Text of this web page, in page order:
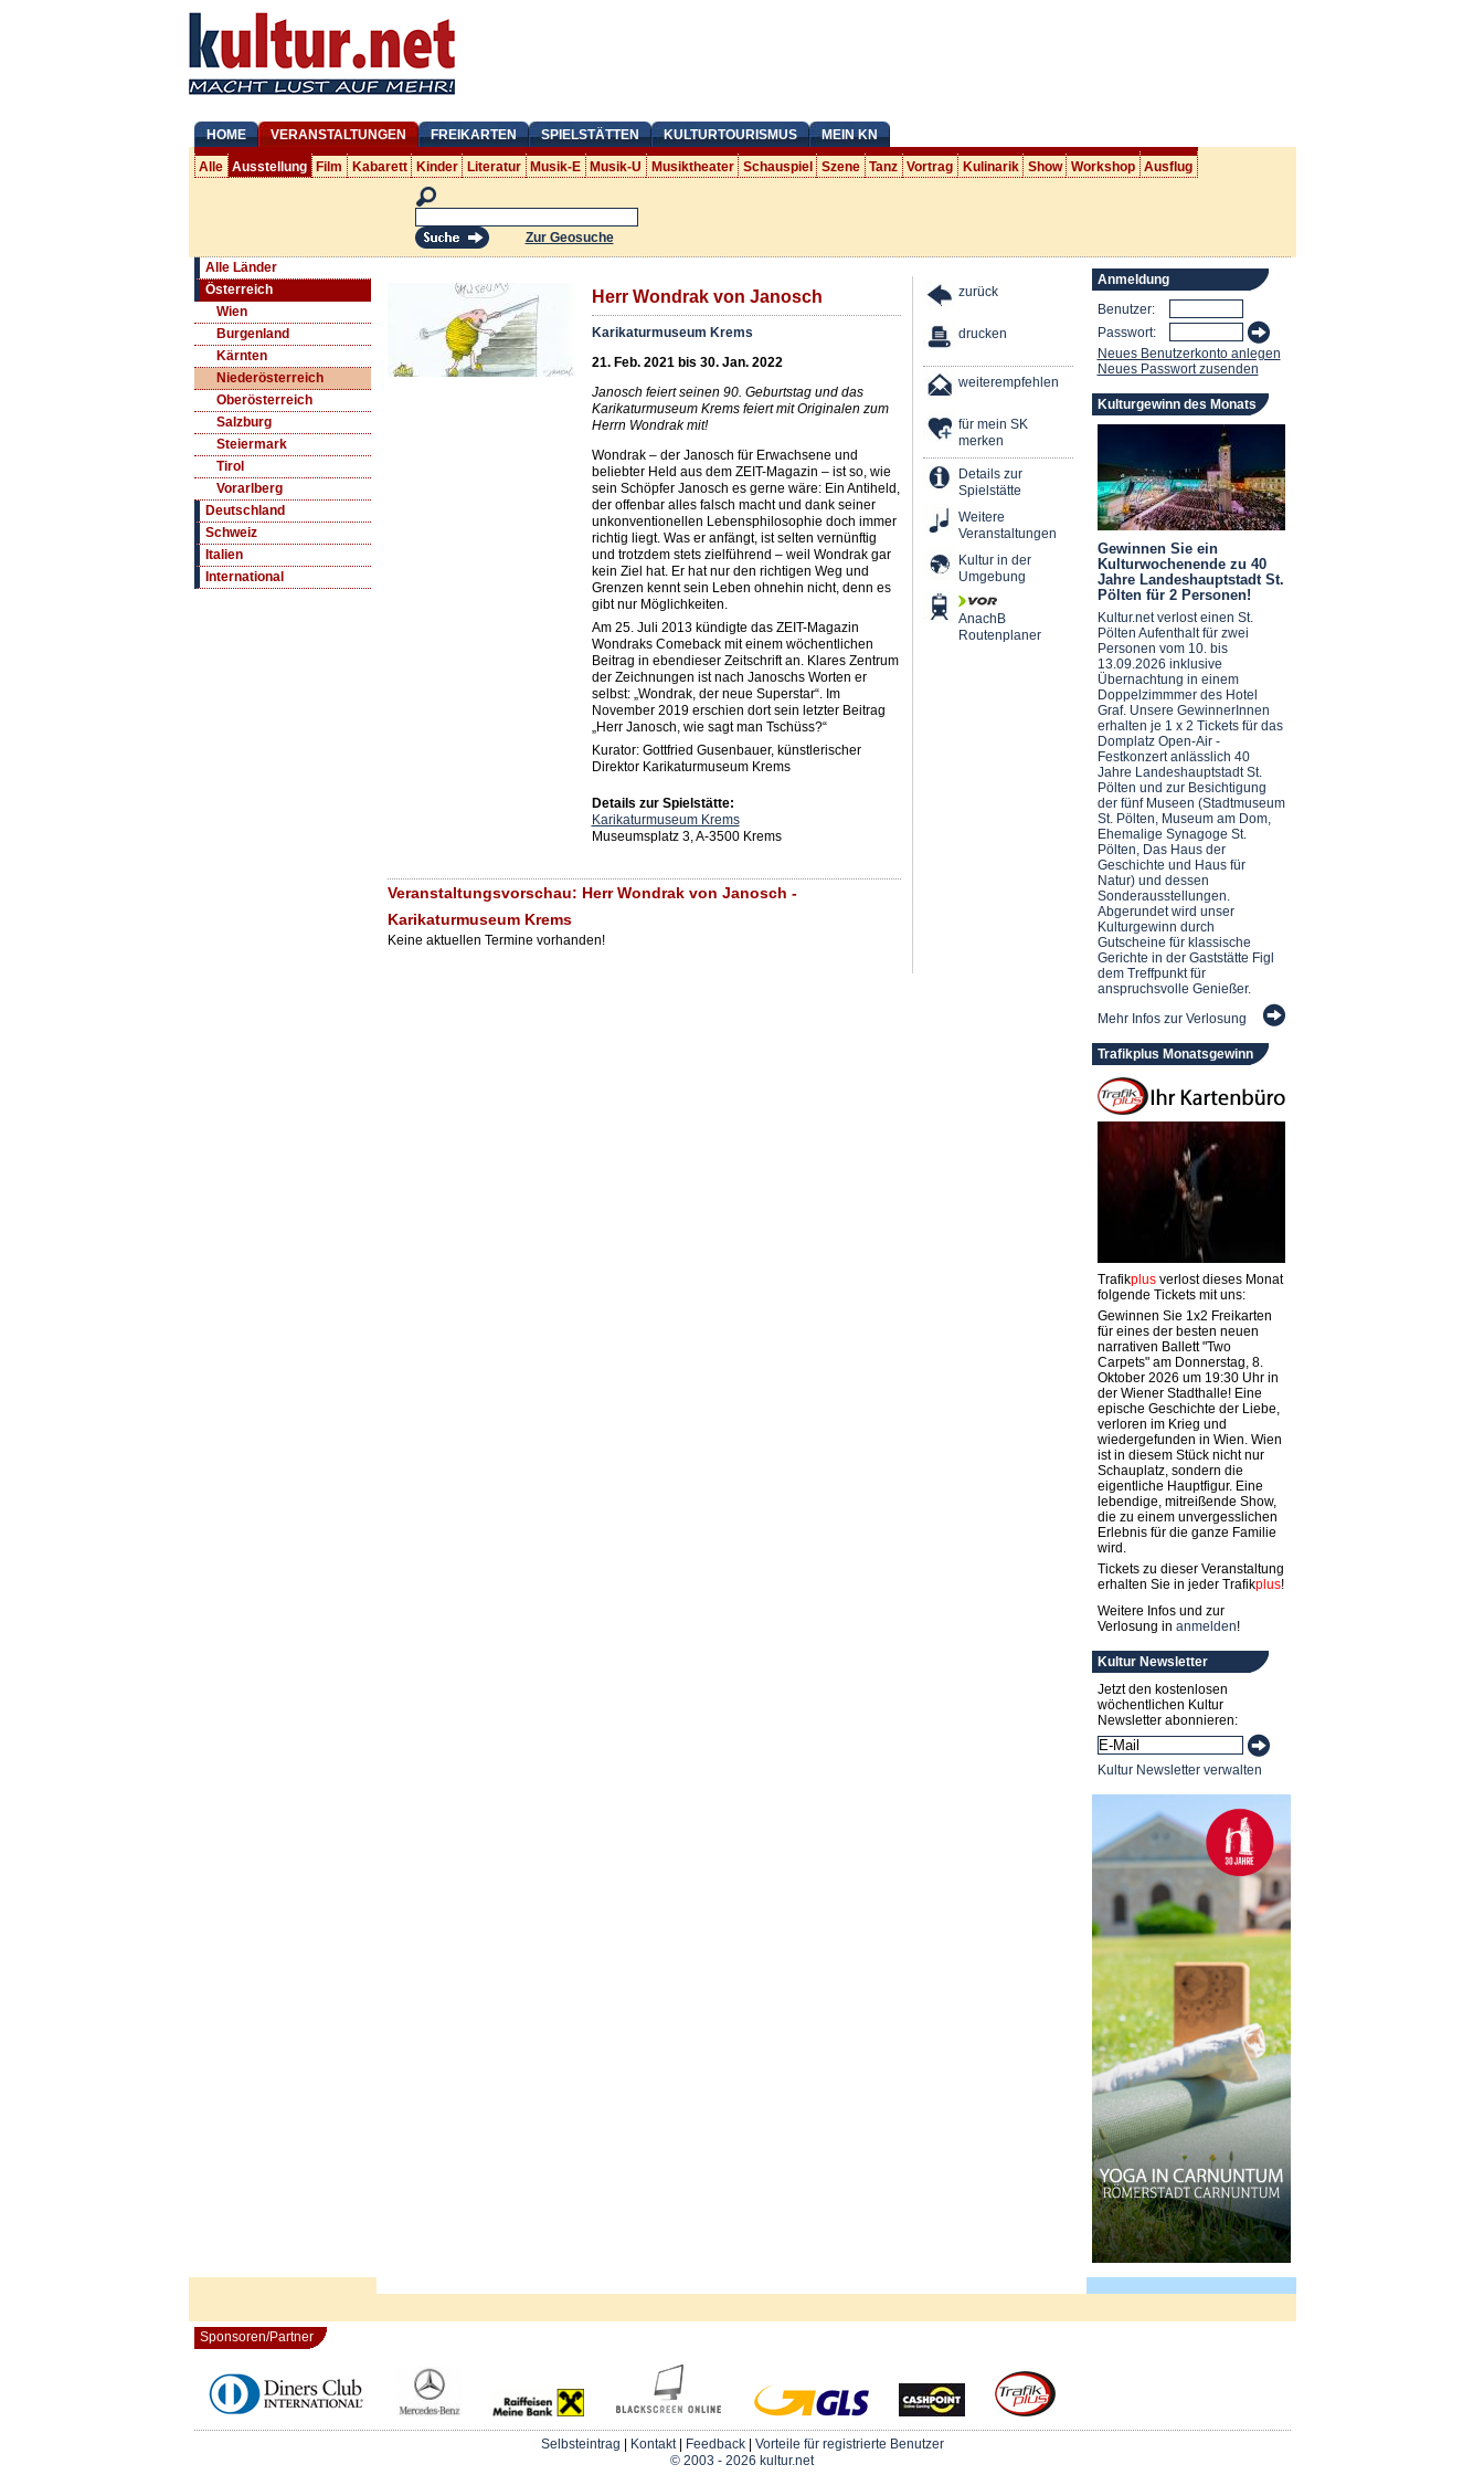
HOME VERANSTALTUNGEN FREIKARTEN SPIELSTÄTTEN KULTURTOURISMUS MEIN KN
Alle Ausstellung Film Kabarett Kinder Literatur Musik-E Musik-U Musiktheater Schauspiel Szene Tanz Vortrag Kulinarik Show Workshop Ausflug
Zur Geosuche
Alle Länder
Österreich
Wien
Burgenland
Kärnten
Niederösterreich
Oberösterreich
Salzburg
Steiermark
Tirol
Vorarlberg
Deutschland
Schweiz
Italien
International
Herr Wondrak von Janosch
Karikaturmuseum Krems
21. Feb. 2021 bis 30. Jan. 2022
Janosch feiert seinen 90. Geburtstag und das
Karikaturmuseum Krems feiert mit Originalen zum
Herrn Wondrak mit!
Wondrak – der Janosch für Erwachsene und
beliebter Held aus dem ZEIT-Magazin – ist so, wie
sein Schöpfer Janosch es gerne wäre: Ein Antiheld,
der offenbar alles falsch macht und dank seiner
unkonventionellen Lebensphilosophie doch immer
richtig liegt. Was er anfängt, ist selten vernünftig
und trotzdem stets zielführend – weil Wondrak gar
kein Ziel hat. Er hat nur den richtigen Weg und
Grenzen kennt sein Leben ohnehin nicht, denn es
gibt nur Möglichkeiten.
Am 25. Juli 2013 kündigte das ZEIT-Magazin
Wondraks Comeback mit einem wöchentlichen
Beitrag in ebendieser Zeitschrift an. Klares Zentrum
der Zeichnungen ist nach Janoschs Worten er
selbst: „Wondrak, der neue Superstar“. Im
November 2019 erschien dort sein letzter Beitrag
„Herr Janosch, wie sagt man Tschüss?“
Kurator: Gottfried Gusenbauer, künstlerischer
Direktor Karikaturmuseum Krems
Details zur Spielstätte:
Karikaturmuseum Krems
Museumsplatz 3, A-3500 Krems
Veranstaltungsvorschau: Herr Wondrak von Janosch -
Karikaturmuseum Krems
Keine aktuellen Termine vorhanden!
zurück
drucken
weiterempfehlen
für mein SK
merken
Details zur
Spielstätte
Weitere
Veranstaltungen
Kultur in der
Umgebung
AnachB
Routenplaner
Anmeldung
Benutzer:
Passwort:
Neues Benutzerkonto anlegen
Neues Passwort zusenden
Kulturgewinn des Monats
Gewinnen Sie ein
Kulturwochenende zu 40
Jahre Landeshauptstadt St.
Pölten für 2 Personen!
Kultur.net verlost einen St.
Pölten Aufenthalt für zwei
Personen vom 10. bis
13.09.2026 inklusive
Übernachtung in einem
Doppelzimmmer des Hotel
Graf. Unsere GewinnerInnen
erhalten je 1 x 2 Tickets für das
Domplatz Open-Air -
Festkonzert anlässlich 40
Jahre Landeshauptstadt St.
Pölten und zur Besichtigung
der fünf Museen (Stadtmuseum
St. Pölten, Museum am Dom,
Ehemalige Synagoge St.
Pölten, Das Haus der
Geschichte und Haus für
Natur) und dessen
Sonderausstellungen.
Abgerundet wird unser
Kulturgewinn durch
Gutscheine für klassische
Gerichte in der Gaststätte Figl
dem Treffpunkt für
anspruchsvolle Genießer.
Mehr Infos zur Verlosung
Trafikplus Monatsgewinn
Trafikplusverlost dieses Monat
folgende Tickets mit uns:
Gewinnen Sie 1x2 Freikarten
für eines der besten neuen
narrativen Ballett "Two
Carpets" am Donnerstag, 8.
Oktober 2026 um 19:30 Uhr in
der Wiener Stadthalle! Eine
epische Geschichte der Liebe,
verloren im Krieg und
wiedergefunden in Wien. Wien
ist in diesem Stück nicht nur
Schauplatz, sondern die
eigentliche Hauptfigur. Eine
lebendige, mitreißende Show,
die zu einem unvergesslichen
Erlebnis für die ganze Familie
wird.
Tickets zu dieser Veranstaltung
erhalten Sie in jeder Trafikplus!
Weitere Infos und zur
Verlosung in anmelden!
Kultur Newsletter
Jetzt den kostenlosen
wöchentlichen Kultur
Newsletter abonnieren:
Kultur Newsletter verwalten
Sponsoren/Partner
Selbsteintrag Kontakt| Feedback| Vorteile für registrierte Benutzer
© 2003 - 2026 kultur.net